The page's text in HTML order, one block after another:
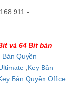
-
và 64 Bit bán
Bản Quyền
Key Bản
Bản Quyền Office